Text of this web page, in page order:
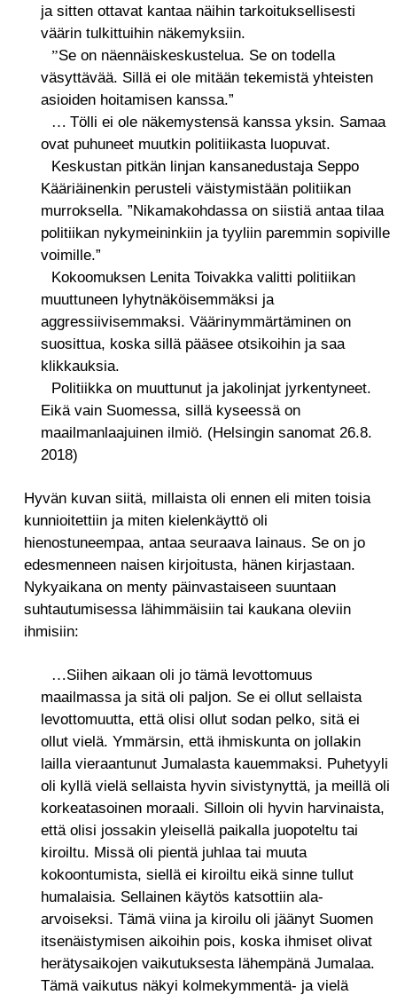
ja sitten ottavat kantaa näihin tarkoituksellisesti
väärin tulkittuihin näkemyksiin.
”Se on näennäiskeskustelua. Se on todella
väsyttävää. Sillä ei ole mitään tekemistä yhteisten
asioiden hoitamisen kanssa.”
… Tölli ei ole näkemystensä kanssa yksin. Samaa
ovat puhuneet muutkin politiikasta luopuvat.
Keskustan pitkän linjan kansanedustaja Seppo
Kääriäinenkin perusteli väistymistään politiikan
murroksella. ”Nikamakohdassa on siistiä antaa tilaa
politiikan nykymeininkiin ja tyyliin paremmin sopiville
voimille.”
Kokoomuksen Lenita Toivakka valitti politiikan
muuttuneen lyhytnäköisemmäksi ja
aggressiivisemmaksi. Väärinymmärtäminen on
suosittua, koska sillä pääsee otsikoihin ja saa
klikkauksia.
Politiikka on muuttunut ja jakolinjat jyrkentyneet.
Eikä vain Suomessa, sillä kyseessä on
maailmanlaajuinen ilmiö. (Helsingin sanomat 26.8.
2018)
Hyvän kuvan siitä, millaista oli ennen eli miten toisia
kunnioitettiin ja miten kielenkäyttö oli
hienostuneempaa, antaa seuraava lainaus. Se on jo
edesmenneen naisen kirjoitusta, hänen kirjastaan.
Nykyaikana on menty päinvastaiseen suuntaan
suhtautumisessa lähimmäisiin tai kaukana oleviin
ihmisiin:
…Siihen aikaan oli jo tämä levottomuus
maailmassa ja sitä oli paljon. Se ei ollut sellaista
levottomuutta, että olisi ollut sodan pelko, sitä ei
ollut vielä. Ymmärsin, että ihmiskunta on jollakin
lailla vieraantunut Jumalasta kauemmaksi. Puhetyyli
oli kyllä vielä sellaista hyvin sivistynyttä, ja meillä oli
korkeatasoinen moraali. Silloin oli hyvin harvinaista,
että olisi jossakin yleisellä paikalla juopoteltu tai
kiroiltu. Missä oli pientä juhlaa tai muuta
kokoontumista, siellä ei kiroiltu eikä sinne tullut
humalaisia. Sellainen käytös katsottiin ala-
arvoiseksi. Tämä viina ja kiroilu oli jäänyt Suomen
itsenäistymisen aikoihin pois, koska ihmiset olivat
herätysaikojen vaikutuksesta lähempänä Jumalaa.
Tämä vaikutus näkyi kolmekymmentä- ja vielä